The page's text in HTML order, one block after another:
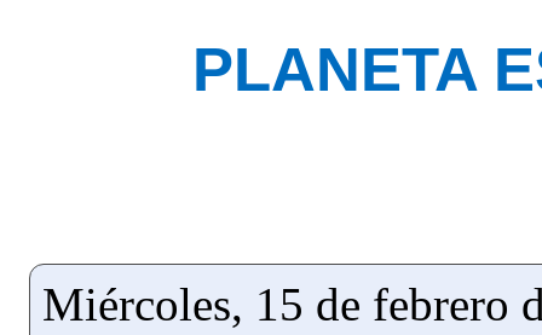
PLANETA
Miércoles, 15 de febrero